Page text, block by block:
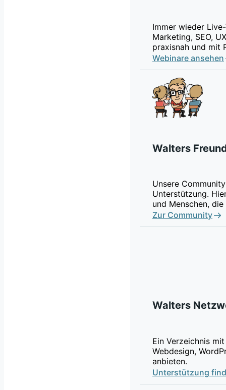
Immer wieder
Marketing, SEO,
praxisnah und mit
Webinare ansehen
Walters
Unsere
Unterstützung.
und Menschen,
Zur Community
Walters
Ein Verzeichnis
Webdesign,
anbieten.
Unterstützung